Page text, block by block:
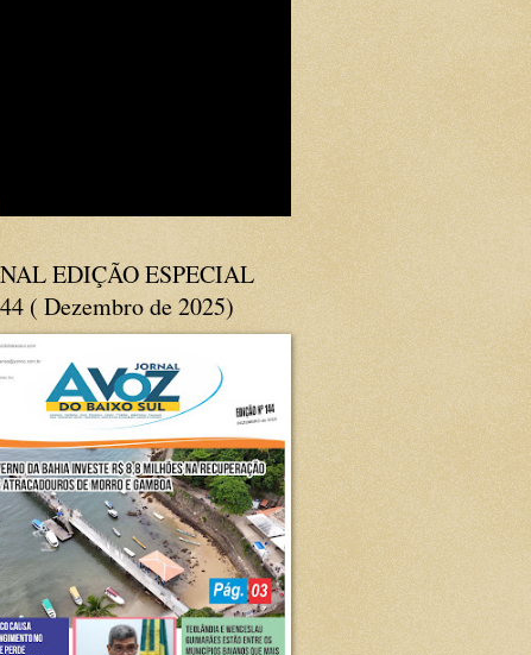
EDIÇÃO ESPECIAL
( Dezembro de 2025)